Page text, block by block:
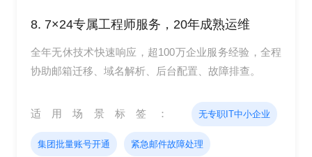
8. 7×24专属工程师服务，20年成熟运维
全年无休技术快速响应，超100万企业服务经验，全程
协助邮箱迁移、域名解析、后台配置、故障排查。
适用场景标签： 无专职IT中小企业
集团批量账号开通 紧急邮件故障处理